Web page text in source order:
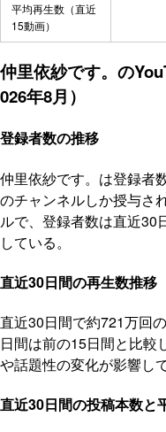
平均再生数（直近
15動画）
仲里依紗です。の
026年8月）
登録者数の推移
仲里依紗です。は登録者
のチャンネルしか授与さ
ルで、登録者数は直近30
している。
直近30日間の再生数推移
直近30日間で約721万回
日間は前の15日間と比較
や話題性の変化が影響し
直近30日間の投稿本数と